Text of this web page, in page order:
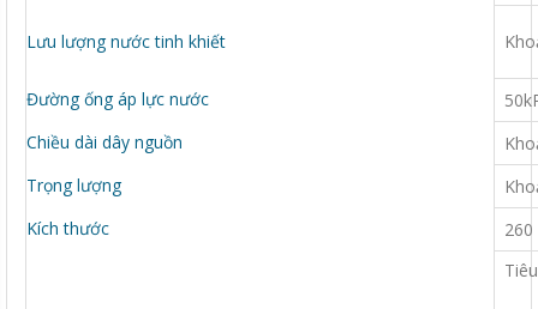
Lưu lượng nước tinh khiết
Đường ống áp lực nước
Chiều dài dây nguồn
Trọng lượng
Kích thước